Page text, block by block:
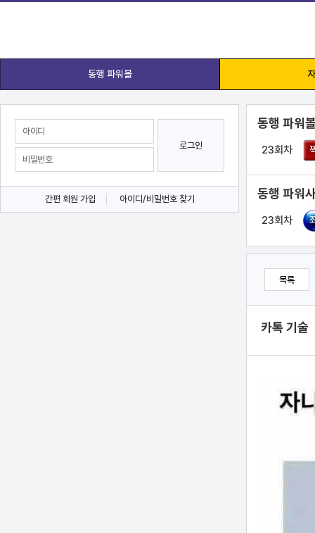
동행 파워볼
로그인
간편 회원 가입 아이디/비밀번호 찾기
동행 파워
23회차
동행 파워
23회차
목록
카톡 기술